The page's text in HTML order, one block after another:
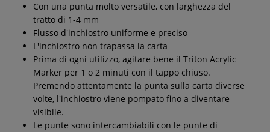
Con una punta molto versatile, con larghezza del
tratto di 1-4 mm
Flusso d'inchiostro uniforme e preciso
L'inchiostro non trapassa la carta
Prima di ogni utilizzo, agitare bene il Triton Acrylic
Marker per 1 o 2 minuti con il tappo chiuso.
Premendo attentamente la punta sulla carta diverse
volte, l'inchiostro viene pompato fino a diventare
visibile.
Le punte sono intercambiabili con le punte di